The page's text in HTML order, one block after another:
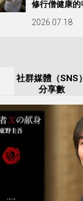
修行僧健康
2026.07.18
社群媒體（SNS）
分享數